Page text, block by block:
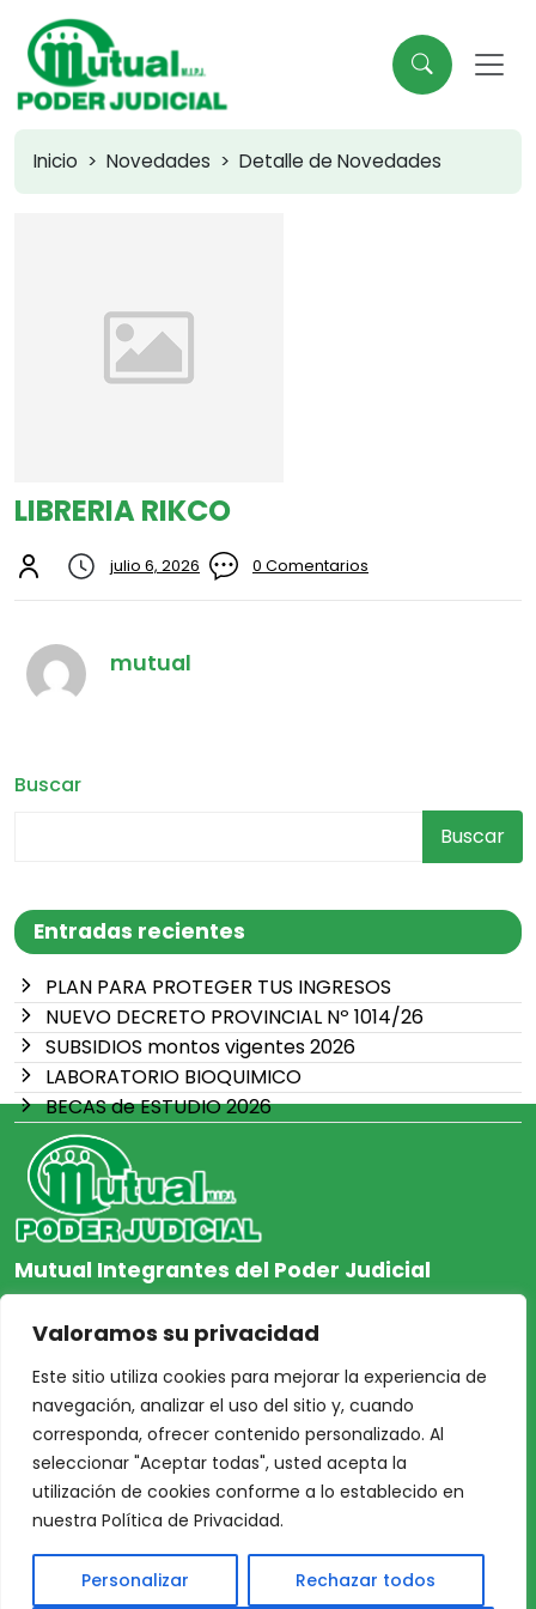
Valoramos su privacidad
Este sitio utiliza cookies para mejorar la experiencia de
navegación, analizar el uso del sitio y, cuando
corresponda, ofrecer contenido personalizado. Al
seleccionar "Aceptar todas", usted acepta la
utilización de cookies conforme a lo establecido en
nuestra Política de Privacidad.
Personalizar Rechazar todos
Buscar
Buscar
Entradas recientes
PLAN PARA PROTEGER TUS INGRESOS
NUEVO DECRETO PROVINCIAL Nº 1014/26
SUBSIDIOS montos vigentes 2026
LABORATORIO BIOQUIMICO
BECAS de ESTUDIO 2026
Inicio Novedades Detalle de Novedades
LIBRERIA RIKCO
julio 6, 2026 0 Comentarios
mutual
Mutual Integrantes del Poder Judicial
afiliacion@mjpj.org.ar
+54 9 342 467-4510
NOSOTROS
Inicio
Acceso Asociados
Nosotros
CENTRO DE AYUDA
Protección de Datos
Personales